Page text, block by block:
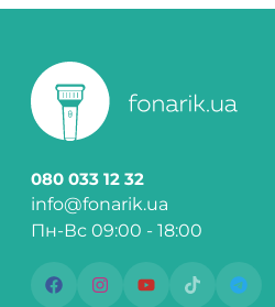
080 033 12 32
info@fonarik.ua
Пн-Вс 09:00 - 18:00